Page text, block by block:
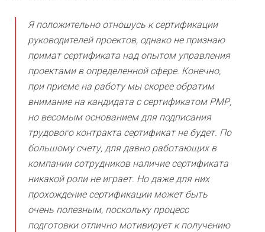
Я положительно отношусь к сертификации
руководителей проектов, однако не признаю
примат сертификата над опытом управления
проектами в определенной сфере. Конечно,
при приеме на работу мы скорее обратим
внимание на кандидата с сертификатом РМР,
но весомым основанием для подписания
трудового контракта сертификат не будет. По
большому счету, для давно работающих в
компании сотрудников наличие сертификата
никакой роли не играет. Но даже для них
прохождение сертификации может быть
очень полезным, поскольку процесс
подготовки отлично мотивирует к получению